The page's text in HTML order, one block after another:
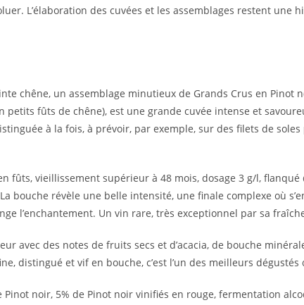
L’élaboration des cuvées et les assemblages restent une
chêne, un assemblage minutieux de Grands Crus en Pinot
fûts de chêne), est une grande cuvée intense et
à la fois, à prévoir, par exemple, sur des filets de
fûts, vieillissement supérieur à 48 mois, dosage 3 g/l, flanqué
révèle une belle intensité, une finale complexe où
l’enchantement. Un vin rare, très exceptionnel par sa
avec des notes de fruits secs et d’acacia, de bouche
distingué et vif en bouche, c’est l’un des meilleurs dégustés
Pinot noir, 5% de Pinot noir vinifiés en rouge, fermentation